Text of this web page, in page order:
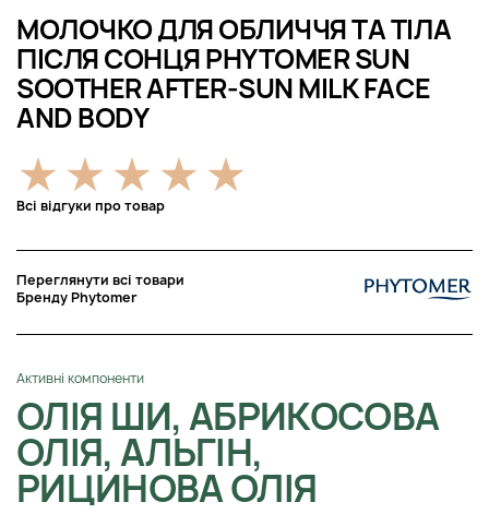
МОЛОЧКО ДЛЯ ОБЛИЧЧЯ ТА ТІЛА
ПІСЛЯ СОНЦЯ PHYTOMER SUN
SOOTHER AFTER-SUN MILK FACE
AND BODY
Всі відгуки про товар
Переглянути всі товари
Бренду Phytomer
Активні компоненти
ОЛІЯ ШИ, АБРИКОСОВА
ОЛІЯ, АЛЬГІН,
РИЦИНОВА ОЛІЯ